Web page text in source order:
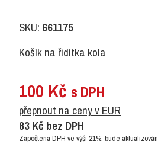
SKU: 661175
Košík na řidítka kola
100 Kč s DPH
přepnout na ceny v EUR
83Kč bez DPH
Započtena DPH ve výši 21%, bude